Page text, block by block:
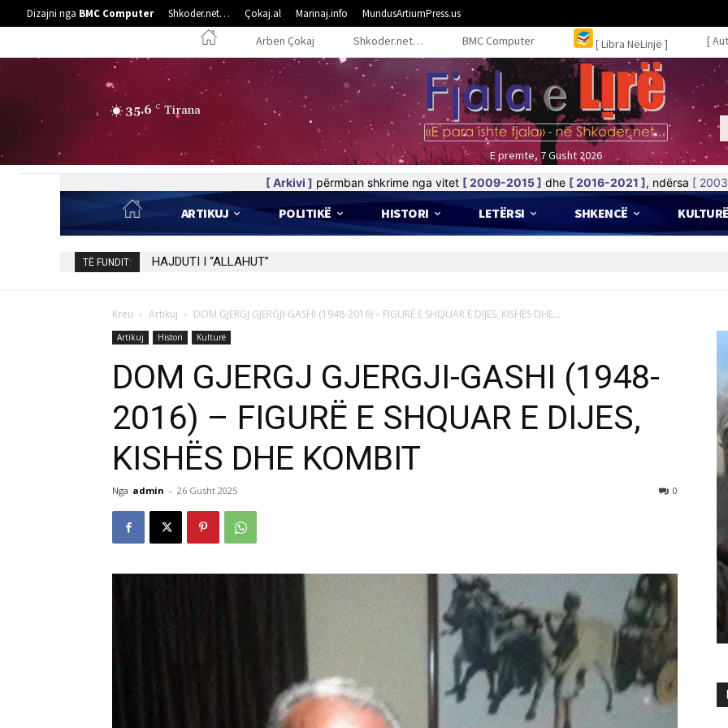
Dizajni nga BMC Computer Shkoder.net… Çokaj.al Marinaj.info MundusArtiumPress.us
Arben Çokaj Shkoder.net… BMC Computer [ Libra NëLinjë ] [
35.6 C Tirana
E premte, 7 Gusht 2026
[ Arkivi ] përmban shkrime nga vitet [ 2009-2015 ] dhe [ 2016-2021 ], ndërsa [
ARTIKUJ POLITIKË HISTORI LETËRSI SHKENCË KULTURË
TË FUNDIT: DHURATË E ÇMUAR PËR 75 VJETORIN E UBT-së
Kreu Artikuj DOM GJERGJ GJERGJI-GASHI (1948-2016) – FIGURË E SHQUAR E DIJES, KISHËS DHE...
Artikuj Histori Kulturë
DOM GJERGJ GJERGJI-GASHI (1948-
2016) – FIGURË E SHQUAR E DIJES,
KISHËS DHE KOMBIT
Nga admin - 26 Gusht 2025 0